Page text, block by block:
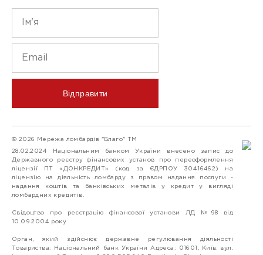
Відправити
© 2026 Мережа ломбардів "Благо" ТМ
28.02.2024 Національним банком України внесено запис до
Державного реєстру фінансових установ про переоформлення
ліцензії ПТ «ДОНКРЕДИТ» (код за ЄДРПОУ 30416462) на
ліцензію на діяльність ломбарду з правом надання послуги -
надання коштів та банківських металів у кредит у вигляді
ломбардних кредитів.
Свідоцтво про реєстрацію фінансової установи ЛД №98 від
10.09.2004 року
Орган, який здійснює державне регулювання діяльності
Товариства: Національний банк України Адреса: 01601, Київ, вул.